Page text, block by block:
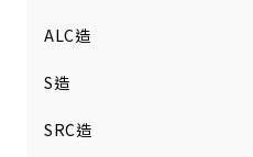
ALC造
S造
SRC造